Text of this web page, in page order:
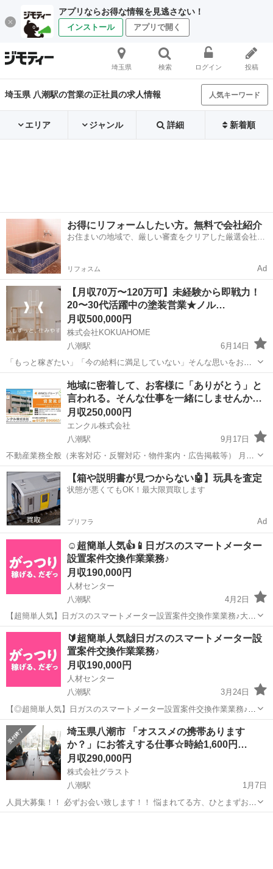
アプリならお得な情報を見逃さない！
インストール アプリで開く
埼玉県 検索 ログイン 投稿
埼玉県 八潮駅の営業の正社員の求人情報 人気キーワード
エリア ジャンル 詳細 新着順
お得にリフォームしたい方。無料で会社紹介
お住まいの地域で、厳しい審査をクリアした厳選会社を
リフォスム Ad
【月収70万〜120万可】未経験から即戦力！
20〜30代活躍中の塗装営業★ノル…
月収500,000円
株式会社KOKUAHOME
八潮駅
6月14日
「もっと稼ぎたい」「今の給料に満足していない」そんな思いをお持
ちの方へ！ 営業未経験からでも、入社1ヶ月目で月収100万円を目指せ
る環境がここにあります。 株式会社KOKUAHOMEでは、事業拡大に
伴い「塗装営業スタ...
八潮市 八潮駅
地域に密着して、お客様に「ありがとう」と
言われる。そんな仕事を一緒にしませんか…
月収250,000円
エンクル株式会社
八潮駅
9月17日
不動産業務全般（来客対応・反響対応・物件案内・広告掲載等） 月給
20万円～25万円＋インセンティブ ※試用期間・前職給与考慮あり 9:30
～18:30 本社および各店舗（八潮駅、三郷中央駅）
埼玉 八潮市 八潮駅 販売 業務
【箱や説明書が見つからない🤖】玩具を査定
状態が悪くてもOK！最大限買取します
プリフラ Ad
☺️超簡単人気👍📱日ガスのスマートメーター
設置案件交換作業業務♪
月収190,000円
人材センター
八潮駅
4月2日
【超簡単人気】日ガスのスマートメーター設置案件交換作業業務♪大型
募集20名募集♪ 【◎八潮エリア】日ガスのスマートメーター交換作業
業務♪大型募集20名募集♪ 【募集人数】 20名 ※基本週5日長期稼働が可
能な方 【出勤...
埼玉 八潮市 八潮駅 営業 業務
🔰超簡単人気🙌日ガスのスマートメーター設
置案件交換作業業務♪
月収190,000円
人材センター
八潮駅
3月24日
【◎超簡単人気】日ガスのスマートメーター設置案件交換作業業務♪大
型募集20名募集♪ 【◎八潮エリア】日ガスのスマートメーター交換作
業業務♪大型募集20名募集♪ 【募集人数】 20名 ※基本週5日長期稼働が
可能な方 【出...
埼玉 八潮市 八潮駅 営業
埼玉県八潮市 「オススメの携帯あります
か？」にお答えする仕事☆時給1,600円…
月収290,000円
株式会社グラスト
八潮駅
1月7日
人員大募集！！ 必ずお会い致します！！ 悩まれてる方、ひとまずお話
し聞いてみたい方、 ご連絡お待ちしております！！ 【緊急大募集！月